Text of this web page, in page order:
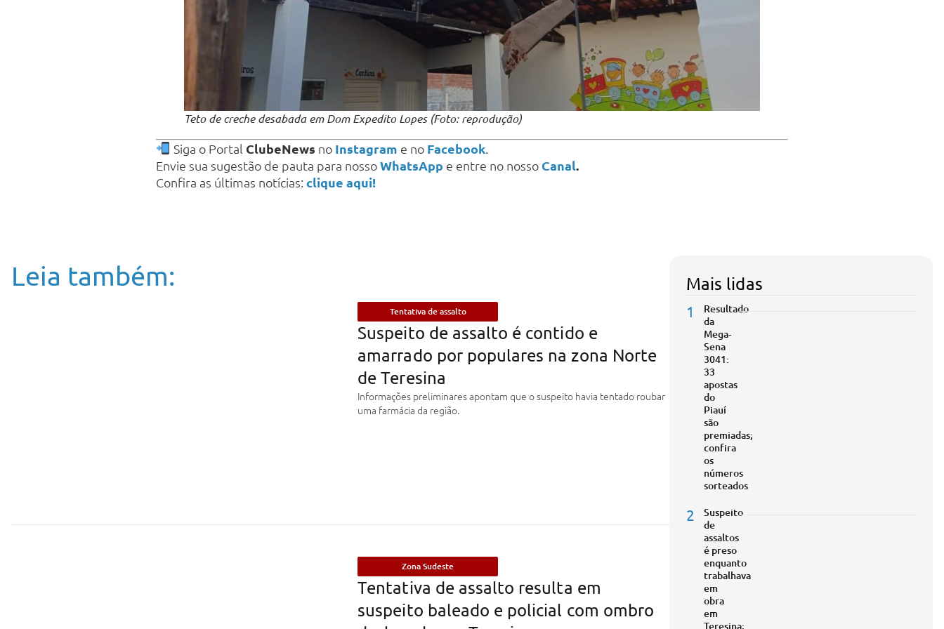
Teto de creche desabada em Dom Expedito Lopes (Foto: reprodução)
Siga o Portal ClubeNews no Instagram e no Facebook.
Envie sua sugestão de pauta para nossoWhatsApp e entre no nosso Canal.
Confira as últimas notícias: clique aqui!
Leia também:
Tentativa de assalto
Suspeito de assalto é contido e
amarrado por populares na zona Norte
de Teresina
Informações preliminares apontam que o suspeito havia tentado roubar
uma farmácia da região.
Zona Sudeste
Tentativa de assalto resulta em
suspeito baleado e policial com ombro
Mais lidas
1
Resultado
da
Mega-
Sena
3041:
33
apostas
do
Piauí
são
premiadas;
confira
os
números
sorteados
2
Suspeito
de
assaltos
é preso
enquanto
trabalhava
em
obra
em
Teresina;